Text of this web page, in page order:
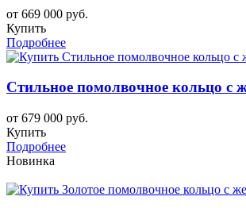
от 669 000 руб.
Купить
Подробнее
Стильное помолвочное кольцо с
от 679 000 руб.
Купить
Подробнее
Новинка